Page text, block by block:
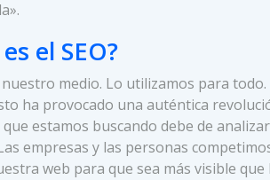
el SEO?
medio. Lo utilizamos para
ha provocado una auténtica
que estamos buscando debe de
empresas y las personas
web para que sea más visible